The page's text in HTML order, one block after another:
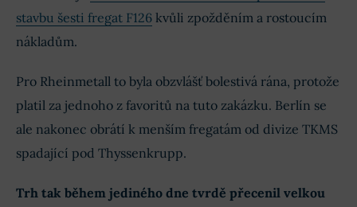
stavbu šesti fregat F126 kvůli zpožděním a rostoucím
nákladům.
Pro Rheinmetall to byla obzvlášť bolestivá rána, protože
platil za jednoho z favoritů na tuto zakázku. Berlín se
ale nakonec obrátí k menším fregatám od divize TKMS
spadající pod Thyssenkrupp.
Trh tak během jediného dne tvrdě přecenil velkou